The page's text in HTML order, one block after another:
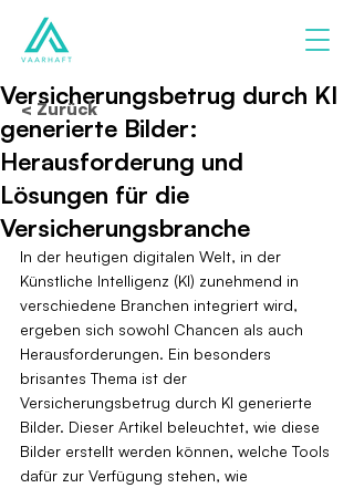
Versicherungsbetrug durch KI
generierte Bilder:
Herausforderung und
Lösungen für die
Versicherungsbranche
In der heutigen digitalen Welt, in der
Künstliche Intelligenz (KI) zunehmend in
verschiedene Branchen integriert wird,
ergeben sich sowohl Chancen als auch
Herausforderungen. Ein besonders
brisantes Thema ist der
Versicherungsbetrug durch KI generierte
Bilder. Dieser Artikel beleuchtet, wie diese
Bilder erstellt werden können, welche Tools
dafür zur Verfügung stehen, wie
< Zurück